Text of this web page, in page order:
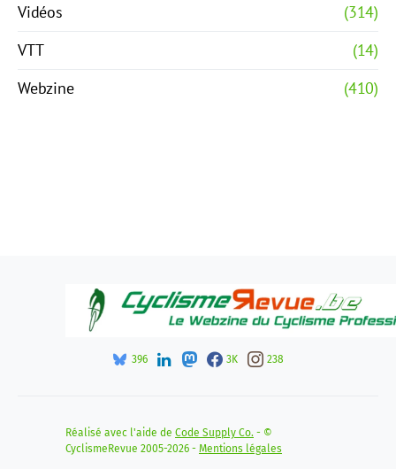
Vidéos
(314)
VTT
(14)
Webzine
(410)
396 3K 238
Réalisé avec l'aide de Code Supply Co. - ©
CyclismeRevue 2005-2026 - Mentions légales